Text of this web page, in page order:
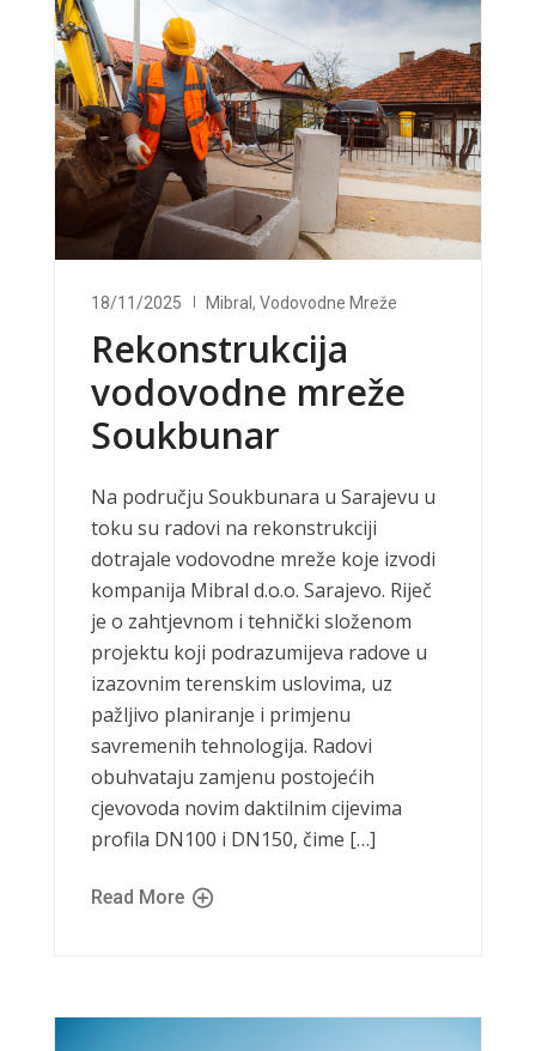
18/11/2025 Mibral, Vodovodne Mreže
Rekonstrukcija
vodovodne mreže
Soukbunar
Na području Soukbunara u Sarajevu u
toku su radovi na rekonstrukciji
dotrajale vodovodne mreže koje izvodi
kompanija Mibral d.o.o. Sarajevo. Riječ
je o zahtjevnom i tehnički složenom
projektu koji podrazumijeva radove u
izazovnim terenskim uslovima, uz
pažljivo planiranje i primjenu
savremenih tehnologija. Radovi
obuhvataju zamjenu postojećih
cjevovoda novim daktilnim cijevima
profila DN100 i DN150, čime […]
Read More